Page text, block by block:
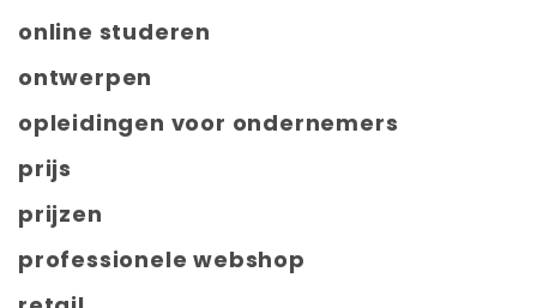
online studeren
ontwerpen
opleidingen voor ondernemers
prijs
prijzen
professionele webshop